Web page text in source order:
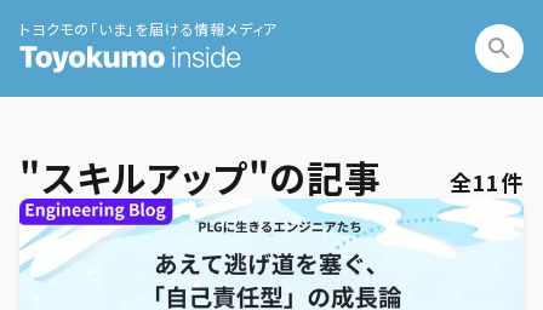
トヨクモの「いま」を届ける情報メディア
"スキルアップ"の記事 全11件